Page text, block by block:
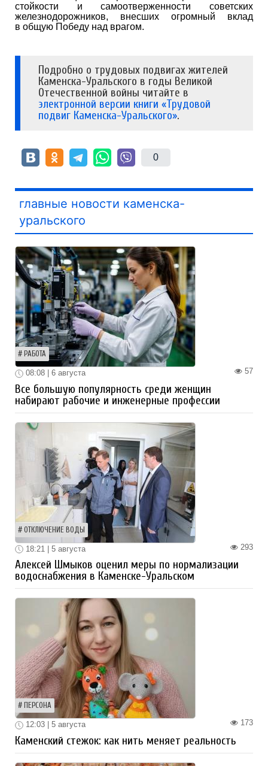
стойкости и самоотверженности советских
железнодорожников, внесших огромный вклад
в общую Победу над врагом.
Подробно о трудовых подвигах жителей
Каменска-Уральского в годы Великой
Отечественной войны читайте в
электронной версии книги «Трудовой
подвиг Каменска-Уральского».
0
главные новости каменска-
уральского
РАБОТА
57
08:08 | 6 августа
Все большую популярность среди женщин
набирают рабочие и инженерные профессии
ОТКЛЮЧЕНИЕ ВОДЫ
293
18:21 | 5 августа
Алексей Шмыков оценил меры по нормализации
водоснабжения в Каменске-Уральском
ПЕРСОНА
173
12:03 | 5 августа
Каменский стежок: как нить меняет реальность